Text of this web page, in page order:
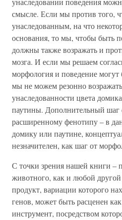
смысле. Если мы против того,
унаследованным, на что
основания, то мы, чтобы быть
должны также возражать и
мозга. И если мы решаем
морфология и поведение
мы не можем резонно
унаследованности цвета
паутины. Дополнительный шаг
расширенному фенотипу – в
домику или паутине,
незначителен, как шаг от
С точки зрения нашей книги –
животного, как и любой
продукт, вариации которого
генов, может быть расценен
инструмент, посредством